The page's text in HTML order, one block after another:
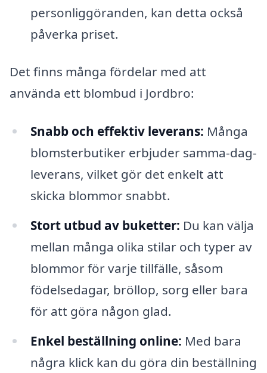
personliggöranden, kan detta också
påverka priset.
Det finns många fördelar med att
använda ett blombud i Jordbro:
Snabb och effektiv leverans: Många
blomsterbutiker erbjuder samma-dag-
leverans, vilket gör det enkelt att
skicka blommor snabbt.
Stort utbud av buketter: Du kan välja
mellan många olika stilar och typer av
blommor för varje tillfälle, såsom
födelsedagar, bröllop, sorg eller bara
för att göra någon glad.
Enkel beställning online: Med bara
några klick kan du göra din beställning